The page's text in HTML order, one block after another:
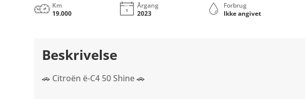
Km
19.000
Årgang
2023
Forbrug
Ikke angivet
Beskrivelse
🚗 Citroën ë-C4 50 Shine 🚗